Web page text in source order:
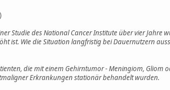
Studie des National Cancer Institute über vier Jahre
ist. Wie die Situation langfristig bei Dauernutzern
die mit einem Gehirntumor - Meningiom, Gliom
Erkrankungen stationär behandelt wurden.